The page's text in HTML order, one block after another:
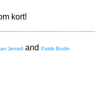
kort!
Jentell and Patrik Bodin